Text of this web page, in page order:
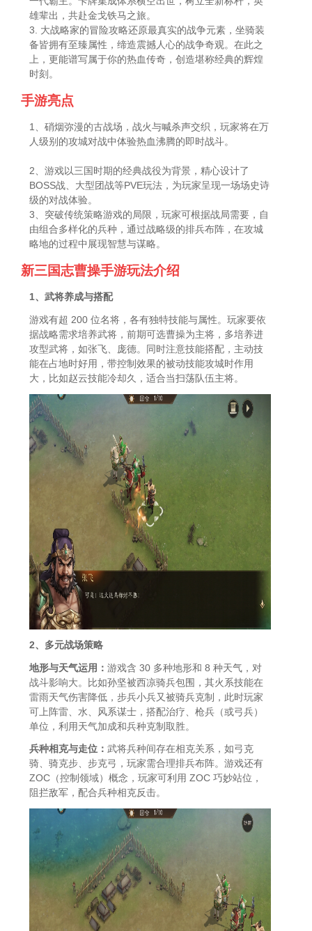
雄辈出，共赴金戈铁马之旅。
3. 大战略家的冒险攻略还原最真实的战争元素，坐骑装
备皆拥有至臻属性，缔造震撼人心的战争奇观。在此之
上，更能谱写属于你的热血传奇，创造堪称经典的辉煌
时刻。
手游亮点
1、硝烟弥漫的古战场，战火与喊杀声交织，玩家将在万
人级别的攻城对战中体验热血沸腾的即时战斗。
2、游戏以三国时期的经典战役为背景，精心设计了
BOSS战、大型团战等PVE玩法，为玩家呈现一场场史诗
级的对战体验。
3、突破传统策略游戏的局限，玩家可根据战局需要，自
由组合多样化的兵种，通过战略级的排兵布阵，在攻城
略地的过程中展现智慧与谋略。
新三国志曹操手游玩法介绍
1、武将养成与搭配
游戏有超 200 位名将，各有独特技能与属性。玩家要依
据战略需求培养武将，前期可选曹操为主将，多培养进
攻型武将，如张飞、庞德。同时注意技能搭配，主动技
能在占地时好用，带控制效果的被动技能攻城时作用
大，比如赵云技能冷却久，适合当扫荡队伍主将。
2、多元战场策略
地形与天气运用：游戏含 30 多种地形和 8 种天气，对
战斗影响大。比如孙坚被西凉骑兵包围，其火系技能在
雷雨天气伤害降低，步兵小兵又被骑兵克制，此时玩家
可上阵雷、水、风系谋士，搭配治疗、枪兵（或弓兵）
单位，利用天气加成和兵种克制取胜。
兵种相克与走位：武将兵种间存在相克关系，如弓克
骑、骑克步、步克弓，玩家需合理排兵布阵。游戏还有
ZOC（控制领域）概念，玩家可利用 ZOC 巧妙站位，
阻拦敌军，配合兵种相克反击。